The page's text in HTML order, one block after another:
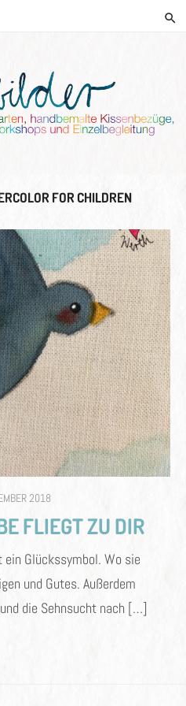
HANDGEMALTE KISSEN UND
KREATIVE BEGLEITUNG
FOR CHILDREN
2018
FLIEGT ZU DIR
Glückssymbol. Wo sie
und Gutes. Außerdem
die Sehnsucht nach […]